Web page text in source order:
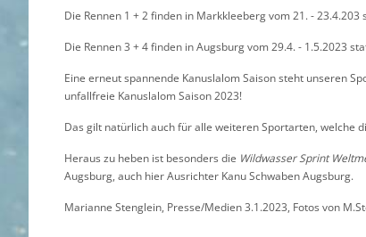
Die Rennen 1 + 2 finden in Markkleeberg vom 21. - 23.4.203
Die Rennen 3 + 4 finden in Augsburg vom 29.4. - 1.5.2023
Eine erneut spannende Kanuslalom Saison steht unseren
unfallfreie Kanuslalom Saison 2023!
Das gilt natürlich auch für alle weiteren Sportarten, welche
Heraus zu heben ist besonders die Wildwasser Sprint
Augsburg, auch hier Ausrichter Kanu Schwaben Augsburg.
Marianne Stenglein, Presse/Medien 3.1.2023, Fotos von